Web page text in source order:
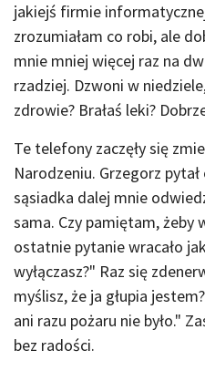
jakiejś firmie
zrozumiałam co robi, ale
mnie mniej więcej raz na
rzadziej. Dzwoni w
zdrowie? Brałaś leki?
Te telefony zaczęły się
Narodzeniu. Grzegorz
sąsiadka dalej mnie
sama. Czy pamiętam, żeby
ostatnie pytanie wracało
wyłączasz?" Raz się
myślisz, że ja głupia
ani razu pożaru nie było."
bez radości.